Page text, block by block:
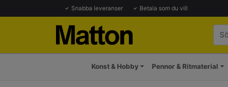
Snabba leveranser Betala som du vill
Konst & Hobby Pennor & Ritmaterial